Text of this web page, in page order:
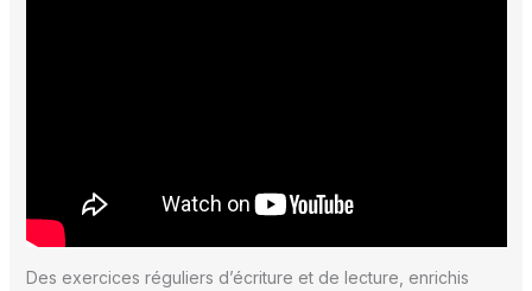
Des exercices réguliers d’écriture et de lecture, enrichis